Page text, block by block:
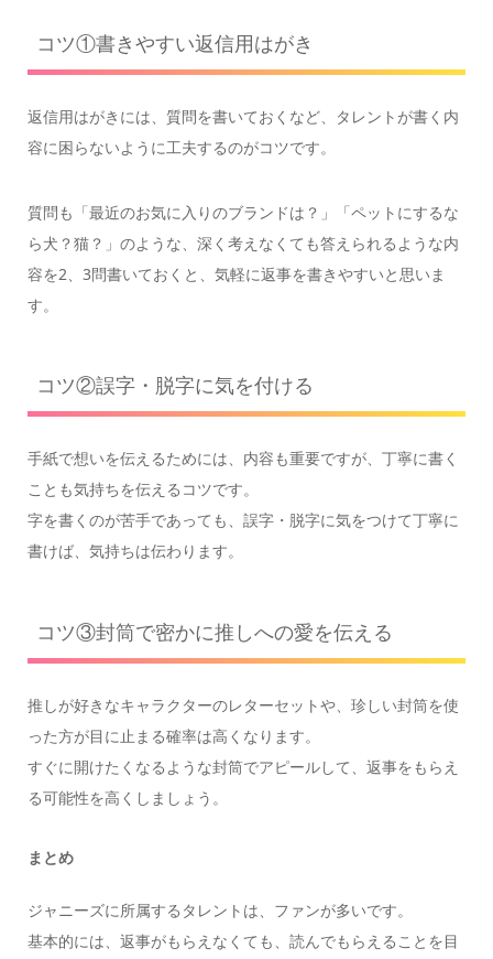
コツ①書きやすい返信用はがき
返信用はがきには、質問を書いておくなど、タレントが書く内
容に困らないように工夫するのがコツです。
質問も「最近のお気に入りのブランドは？」「ペットにするな
ら犬？猫？」のような、深く考えなくても答えられるような内
容を2、3問書いておくと、気軽に返事を書きやすいと思いま
す。
コツ②誤字・脱字に気を付ける
手紙で想いを伝えるためには、内容も重要ですが、丁寧に書く
ことも気持ちを伝えるコツです。
字を書くのが苦手であっても、誤字・脱字に気をつけて丁寧に
書けば、気持ちは伝わります。
コツ③封筒で密かに推しへの愛を伝える
推しが好きなキャラクターのレターセットや、珍しい封筒を使
った方が目に止まる確率は高くなります。
すぐに開けたくなるような封筒でアピールして、返事をもらえ
る可能性を高くしましょう。
まとめ
ジャニーズに所属するタレントは、ファンが多いです。
基本的には、返事がもらえなくても、読んでもらえることを目